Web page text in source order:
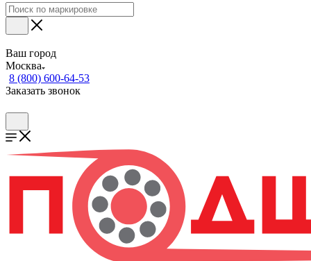
Ваш город
Москва
8 (800) 600-64-53
Заказать звонок